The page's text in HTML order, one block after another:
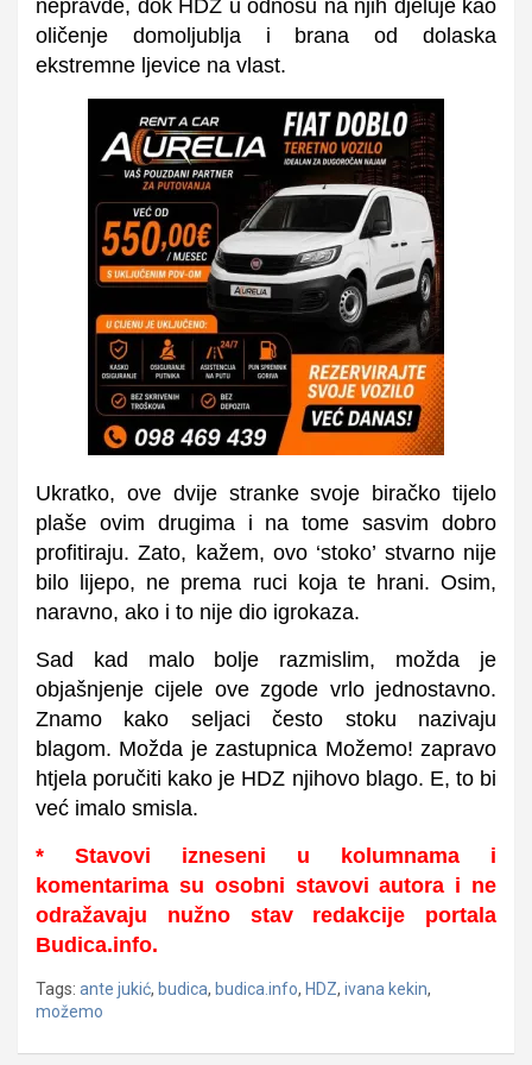
nepravde, dok HDZ u odnosu na njih djeluje kao
oličenje domoljublja i brana od dolaska
ekstremne ljevice na vlast.
Ukratko, ove dvije stranke svoje biračko tijelo
plaše ovim drugima i na tome sasvim dobro
profitiraju. Zato, kažem, ovo ‘stoko’ stvarno nije
bilo lijepo, ne prema ruci koja te hrani. Osim,
naravno, ako i to nije dio igrokaza.
Sad kad malo bolje razmislim, možda je
objašnjenje cijele ove zgode vrlo jednostavno.
Znamo kako seljaci često stoku nazivaju
blagom. Možda je zastupnica Možemo! zapravo
htjela poručiti kako je HDZ njihovo blago. E, to bi
već imalo smisla.
* Stavovi izneseni u kolumnama i
komentarima su osobni stavovi autora i ne
odražavaju nužno stav redakcije portala
Budica.info.
Tags: ante jukić, budica, budica.info, HDZ, ivana kekin,
možemo